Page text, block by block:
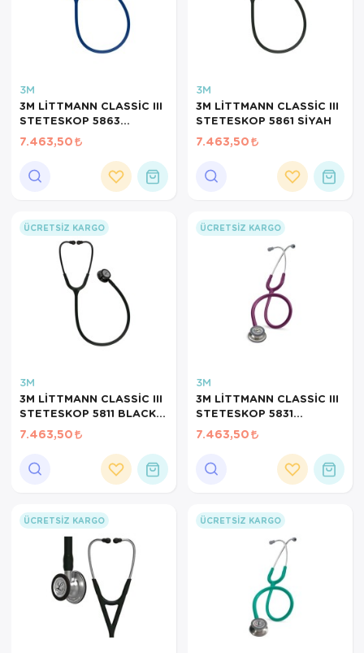
3M
3M LİTTMANN CLASSİC III
STETESKOP 5863
LACİVERT
7.463,50
3M
3M LİTTMANN CLASSİC III
STETESKOP 5861 SİYAH
7.463,50
ÜCRETSIZ KARGO
3M
3M LİTTMANN CLASSİC III
STETESKOP 5811 BLACK
SMOKE
7.463,50
ÜCRETSIZ KARGO
3M
3M LİTTMANN CLASSİC III
STETESKOP 5831
MÜRDÜM
7.463,50
ÜCRETSIZ KARGO ÜCRETSIZ KARGO